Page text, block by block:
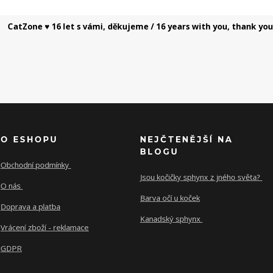
CatZone ♥ 16 let s vámi, děkujeme / 16 years with you, thank you
O ESHOPU
Obchodní podmínky
O nás
Doprava a platba
Vrácení zboží - reklamace
GDPR
NEJČTENĚJŠÍ NA
BLOGU
Jsou kočičky sphynx z jného světa?
Barva očí u koček
Kanadský sphynx